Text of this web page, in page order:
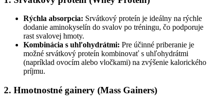
Rýchla absorpcia: Srvátkový proteín je ideálny na rýchle
dodanie aminokyselín do svalov po tréningu, čo podporuje
rast svalovej hmoty.
Kombinácia s uhľohydrátmi: Pre účinné priberanie je
možné srvátkový proteín kombinovať s uhľohydrátmi
(napríklad ovocím alebo vločkami) na zvýšenie kalorického
príjmu.
2. Hmotnostné gainery (Mass Gainers)